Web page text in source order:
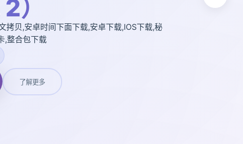
）
拷贝,安卓时间下面下载,安卓下载,IOS下载,秘
,整合包下载
了解更多